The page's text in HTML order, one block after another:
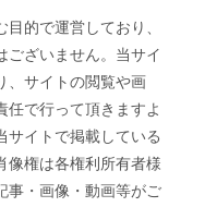
的で運営しており、
ございません。当サイ
、サイトの閲覧や画
任で行って頂きますよ
サイトで掲載している
像権は各権利所有者様
事・画像・動画等がご